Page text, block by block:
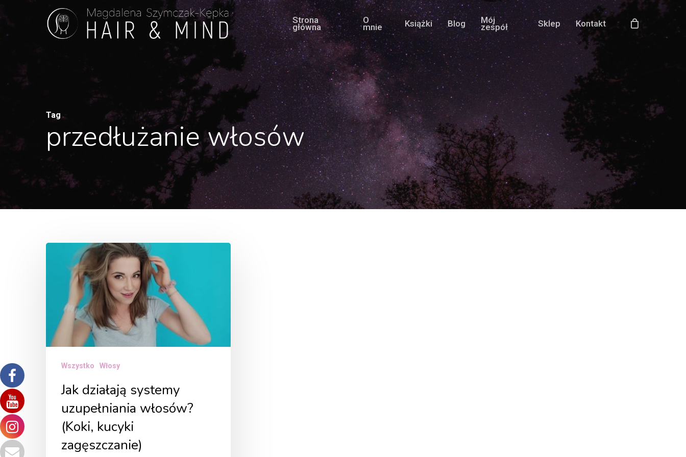
Strona
główna
O
mnie Książki Blog Mój
zespół Sklep Kontakt
Tag
przedłużanie włosów
działają
systemy
uzupełniania
włosów?
(Koki,
kucyki
zagęszczanie)
Wszystko Włosy
Jak działają systemy
uzupełniania włosów?
(Koki, kucyki
zagęszczanie)